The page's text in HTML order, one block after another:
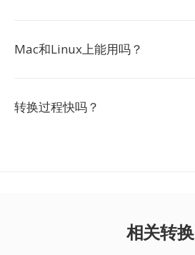
Mac和Linux上能用吗？
转换过程快吗？
相关转换